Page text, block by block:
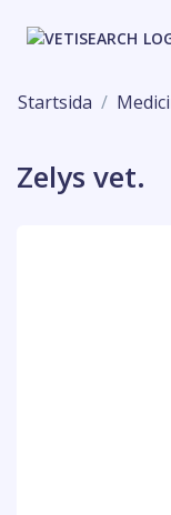
Startsida
Zelys vet.